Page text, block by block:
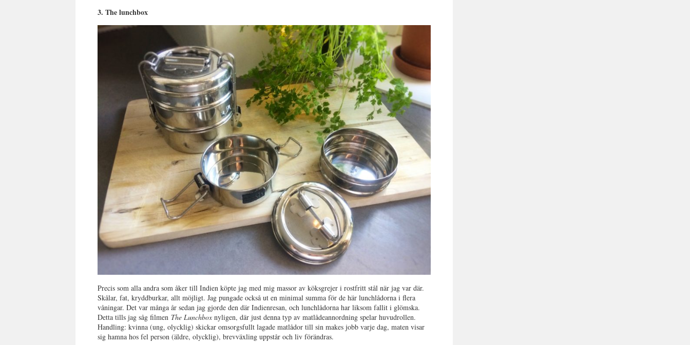
3. The lunchbox
Precis som alla andra som åker till Indien köpte jag med mig massor av köksgrejer i rostfritt stål när jag var där.
Skålar, fat, kryddburkar, allt möjligt. Jag pungade också ut en minimal summa för de här lunchlådorna i flera
våningar. Det var många år sedan jag gjorde den där Indienresan, och lunchlådorna har liksom fallit i glömska.
Detta tills jag såg filmen The Lunchbox nyligen, där just denna typ av matlådeannordning spelar huvudrollen.
Handling: kvinna (ung, olycklig) skickar omsorgsfullt lagade matlådor till sin makes jobb varje dag, maten visar
sig hamna hos fel person (äldre, olycklig), brevväxling uppstår och liv förändras.